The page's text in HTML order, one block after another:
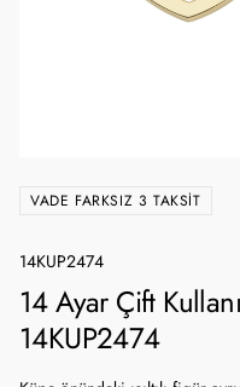
VADE FARKSIZ 3 TAKSIT
14KUP2474
14 Ayar Çift
14KUP2474